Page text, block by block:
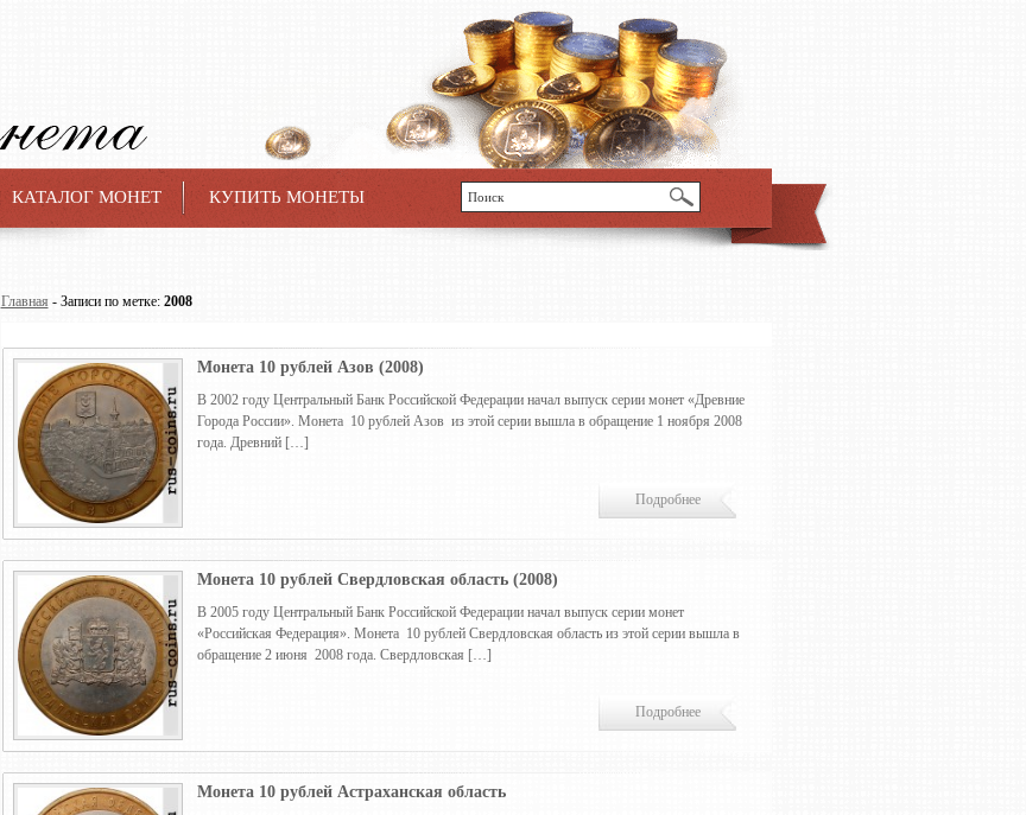
КАТАЛОГ МОНЕТ КУПИТЬ МОНЕТЫ
Главная - Записи по метке: 2008
Монета 10 рублей Азов (2008)
В 2002 году Центральный Банк Российской Федерации начал выпуск серии монет «Древние
Города России». Монета 10 рублей Азов из этой серии вышла в обращение 1 ноября 2008
года. Древний […]
Подробнее
Монета 10 рублей Свердловская область (2008)
В 2005 году Центральный Банк Российской Федерации начал выпуск серии монет
«Российская Федерация». Монета 10 рублей Свердловская область из этой серии вышла в
обращение 2 июня 2008 года. Свердловская […]
Подробнее
Монета 10 рублей Астраханская область